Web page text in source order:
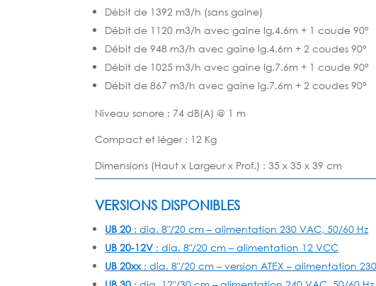
Débit de 1392 m3/h (sans gaine)
Débit de 1120 m3/h avec gaine lg.4.6m + 1 coude 90°
Débit de 948 m3/h avec gaine lg.4.6m + 2 coudes 90°
Débit de 1025 m3/h avec gaine lg.7.6m + 1 coude 90°
Débit de 867 m3/h avec gaine lg.7.6m + 2 coudes 90°
Niveau sonore : 74 dB(A) @ 1 m
Compact et léger : 12 Kg
Dimensions (Haut x Largeur x Prof.) : 35 x 35 x 39 cm
VERSIONS DISPONIBLES
UB 20 : dia. 8″/20 cm – alimentation 230 VAC, 50/60 Hz
UB 20-12V : dia. 8″/20 cm – alimentation 12 VCC
UB 20xx: dia. 8″/20 cm – version ATEX – alimentation